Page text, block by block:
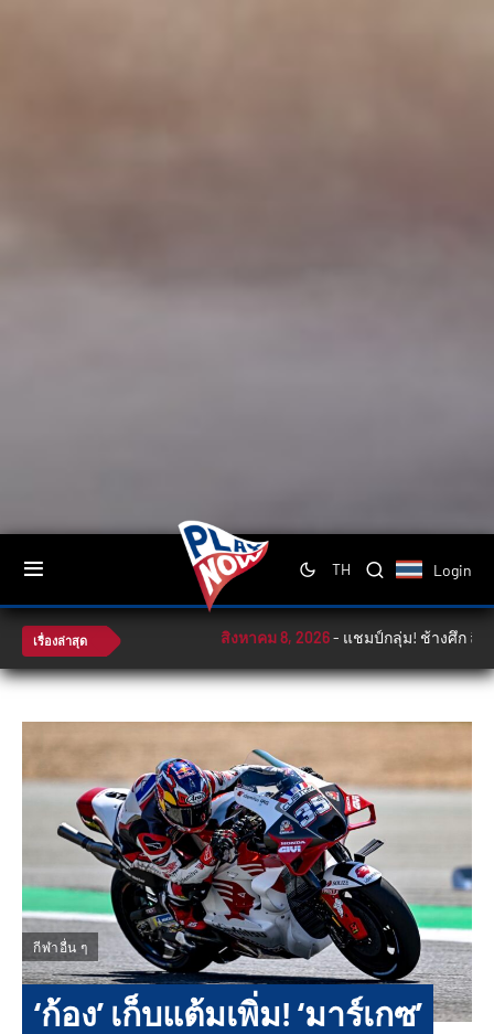
TH Login
เรื่องล่าสุด สิงหาคม 8, 2026-แชมป์กลุ่ม! ช้างศึก ลิ่วตัด
กีฬาอื่น ๆ
‘ก้อง’ เก็บแต้มเพิ่ม! ‘มาร์เกซ’